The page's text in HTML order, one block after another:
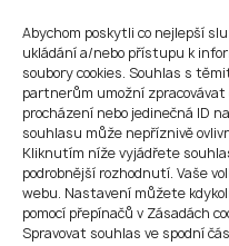
Abychom poskytli co nejlepší
ukládání a/nebo přístupu k
soubory cookies. Souhlas s
partnerům umožní zpracovávat
procházení nebo jedinečná ID
souhlasu může nepříznivě
Kliknutím níže vyjádřete
podrobnější rozhodnutí. Vaše
webu. Nastavení můžete
pomocí přepínačů v Zásadách
Spravovat souhlas ve spodní
monitorování a
„Nástroj zakoupíme
odpovědnosti
8) ICT a
kontroly, ne
Zahrnout
Přehled architektury +
systémů